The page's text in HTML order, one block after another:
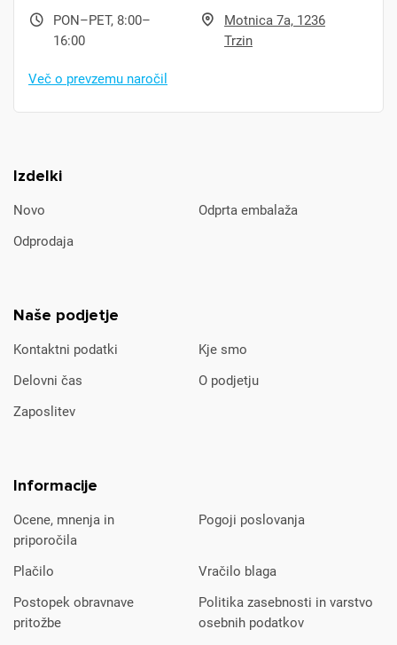
Izdelki
Novo
Odprta embalaža
Odprodaja
Naše podjetje
Kontaktni podatki
Kje smo
Delovni čas
O podjetju
Zaposlitev
Informacije
Ocene, mnenja in
priporočila
Pogoji poslovanja
Plačilo
Vračilo blaga
Postopek obravnave
pritožbe
Politika zasebnosti in varstvo
osebnih podatkov
PON–PET, 8:00–
16:00
Motnica 7a, 1236
Trzin
Več o prevzemu naročil